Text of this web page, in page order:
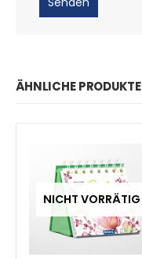
ÄHNLICHE PRODUKTE
NICHT VORRÄTIG